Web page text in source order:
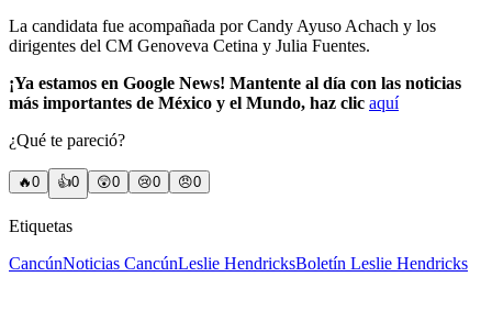
La candidata fue acompañada por Candy Ayuso Achach y los
dirigentes del CM Genoveva Cetina y Julia Fuentes.
¡Ya estamos en Google News! Mantente al día con las noticias
más importantes de México y el Mundo, haz clic aquí
¿Qué te pareció?
🔥0 👍0 😲0 😢0 😠0
Etiquetas
CancúnNoticias CancúnLeslie HendricksBoletín Leslie Hendricks